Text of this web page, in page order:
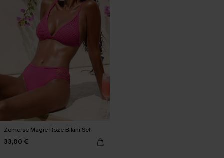
Zomerse Magie Roze Bikini Set
33,00 €